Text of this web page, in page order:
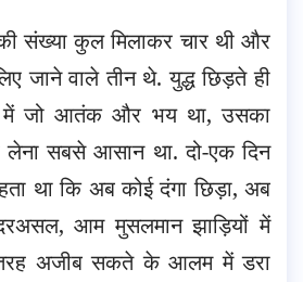
संख्या कुल मिलाकर चार थी और
जाने वाले तीन थे. युद्ध छिड़ते ही
में जो आतंक और भय था, उसका
लेना सबसे आसान था. दो-एक दिन
था कि अब कोई दंगा छिड़ा, अब
आम मुसलमान झाड़ियों में
अजीब सकते के आलम में डरा